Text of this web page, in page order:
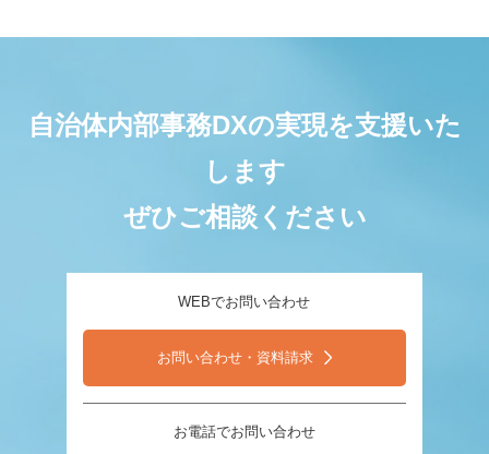
自治体内部事務DXの実現を支援いた
します
ぜひご相談ください
WEBでお問い合わせ
お問い合わせ・資料請求
お電話でお問い合わせ